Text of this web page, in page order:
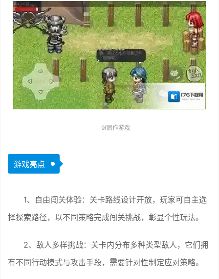
9f屑作游戏
游戏亮点
1、自由闯关体验：关卡路线设计开放，玩家可自主选
择探索路径，以不同策略完成闯关挑战，彰显个性玩法。
2、敌人多样挑战：关卡内分布多种类型敌人，它们拥
有不同行动模式与攻击手段，需要针对性制定应对策略。